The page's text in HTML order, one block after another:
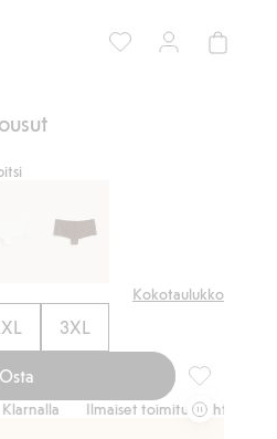
Kokotaulukko
3XL
Osta
Cheeky-
Ilmaiset toimitusvaihtoehdot